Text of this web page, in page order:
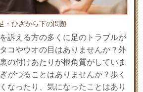
・ひざから下の問題
訴える方の多くに足のトラブルが
コやウオの目はありませんか？外
の付けあたりが根角質がしていま
がつることはありませんか？歩く
なったり、気になったことはあり